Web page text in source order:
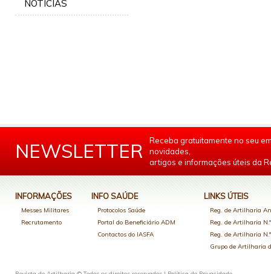
NOTÍCIAS
NEWSLETTER
Receba gratuitamente no seu
novidades,
artigos e informações úteis da
INFORMAÇÕES
Messes Militares
Recrutamento
INFO SAÚDE
Protocolos Saúde
Portal do Beneficiário ADM
Contactos do IASFA
LINKS ÚTEIS
Reg. de Artilharia
Reg. de Artilharia
Reg. de Artilharia
Grupo de Artilharia